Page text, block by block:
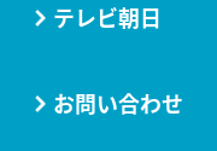
テレビ朝日
お問い合わせ